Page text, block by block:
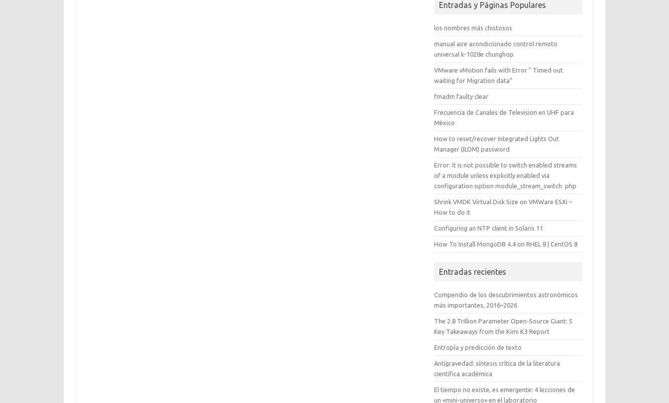
Entradas y Páginas Populares
los nombres más chistosos
manual aire acondicionado control remoto
universal k-1028e chunghop
VMware vMotion fails with Error " Timed out
waiting for Migration data"
fmadm faulty clear
Frecuencia de Canales de Television en UHF para
México
How to reset/recover Integrated Lights Out
Manager (ILOM) password
Error: It is not possible to switch enabled streams
of a module unless explicitly enabled via
configuration option module_stream_switch. php
Shrink VMDK Virtual Disk Size on VMWare ESXi –
How to do it
Configuring an NTP client in Solaris 11
How To Install MongoDB 4.4 on RHEL 8 | CentOS 8
Entradas recientes
Compendio de los descubrimientos astronómicos
más importantes, 2016–2026
The 2.8 Trillion Parameter Open-Source Giant: 5
Key Takeaways from the Kimi K3 Report
Entropía y predicción de texto
Antigravedad: síntesis crítica de la literatura
científica académica
El tiempo no existe, es emergente: 4 lecciones de
un «mini-universo» en el laboratorio